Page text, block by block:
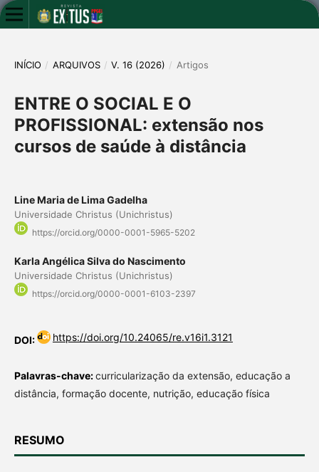
INÍCIO / ARQUIVOS / V. 16 (2026) / Artigos
ENTRE O SOCIAL E O
PROFISSIONAL: extensão nos
cursos de saúde à distância
Line Maria de Lima Gadelha
Universidade Christus (Unichristus)
https://orcid.org/0000-0001-5965-5202
Karla Angélica Silva do Nascimento
Universidade Christus (Unichristus)
https://orcid.org/0000-0001-6103-2397
DOI: https://doi.org/10.24065/re.v16i1.3121
Palavras-chave:curricularização da extensão, educação a
distância, formação docente, nutrição, educação física
RESUMO